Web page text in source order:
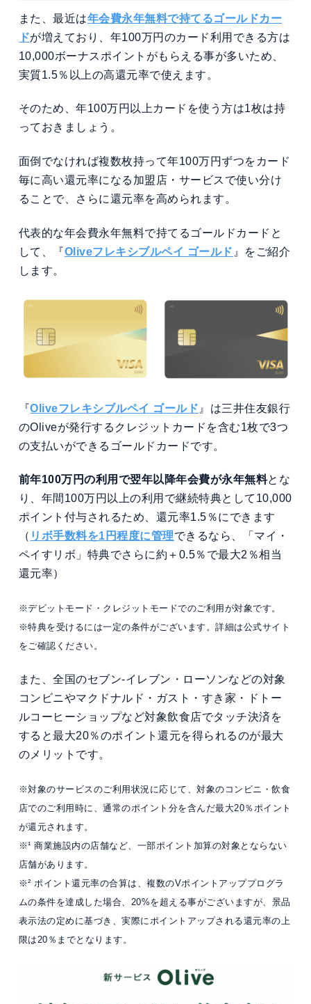
また、最近は年会費永年無料で持てるゴールドカー
ドが増えており、年100万円のカード利用できる方は
10,000ボーナスポイントがもらえる事が多いため、
実質1.5％以上の高還元率で使えます。
そのため、年100万円以上カードを使う方は1枚は持
っておきましょう。
面倒でなければ複数枚持って年100万円ずつをカード
毎に高い還元率になる加盟店・サービスで使い分け
ることで、さらに還元率を高められます。
代表的な年会費永年無料で持てるゴールドカードと
して、『Oliveフレキシブルペイ ゴールド 』をご紹介
します。
『Oliveフレキシブルペイ ゴールド 』は三井住友銀行
のOliveが発行するクレジットカードを含む1枚で3つ
の支払いができるゴールドカードです。
前年100万円の利用で翌年以降年会費が永年無料とな
り、年間100万円以上の利用で継続特典として10,000
ポイント付与されるため、還元率1.5％にできます
（ リボ手数料を1円程度に管理できるなら、「マイ・
ペイすリボ」特典でさらに約＋0.5％で最大2％相当
還元率）
※デビットモード・クレジットモードでのご利用が対象です。
※特典を受けるには一定の条件がございます。詳細は公式サイト
をご確認ください。
また、全国のセブン‐イレブン・ローソンなどの対象
コンビニやマクドナルド・ガスト・すき家・ドトー
ルコーヒーショップなど対象飲食店でタッチ決済を
すると最大20％のポイント還元を得られるのが最大
のメリットです。
※対象のサービスのご利用状況に応じて、対象のコンビニ・飲食
店でのご利用時に、通常のポイント分を含んだ最大20％ポイント
が還元されます。
※¹ 商業施設内の店舗など、一部ポイント加算の対象とならない
店舗があります。
※² ポイント還元率の合算は、複数のVポイントアッププログラ
ムの条件を達成した場合、20%を超える事がございますが、景品
表示法の定めに基づき、実際にポイントアップされる還元率の上
限は20％までとなります。